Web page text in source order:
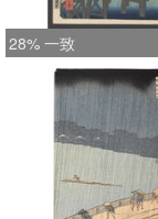
28% 一致